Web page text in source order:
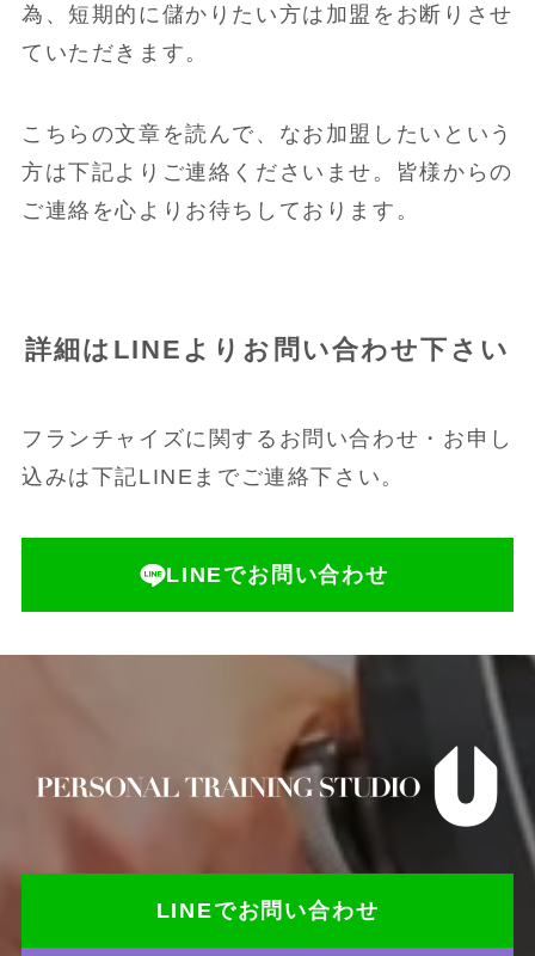
為、短期的に儲かりたい方は加盟をお断りさせ
ていただきます。
こちらの文章を読んで、なお加盟したいという
方は下記よりご連絡くださいませ。皆様からの
ご連絡を心よりお待ちしております。
詳細はLINEよりお問い合わせ下さい
フランチャイズに関するお問い合わせ・お申し
込みは下記LINEまでご連絡下さい。
LINEでお問い合わせ
LINEでお問い合わせ